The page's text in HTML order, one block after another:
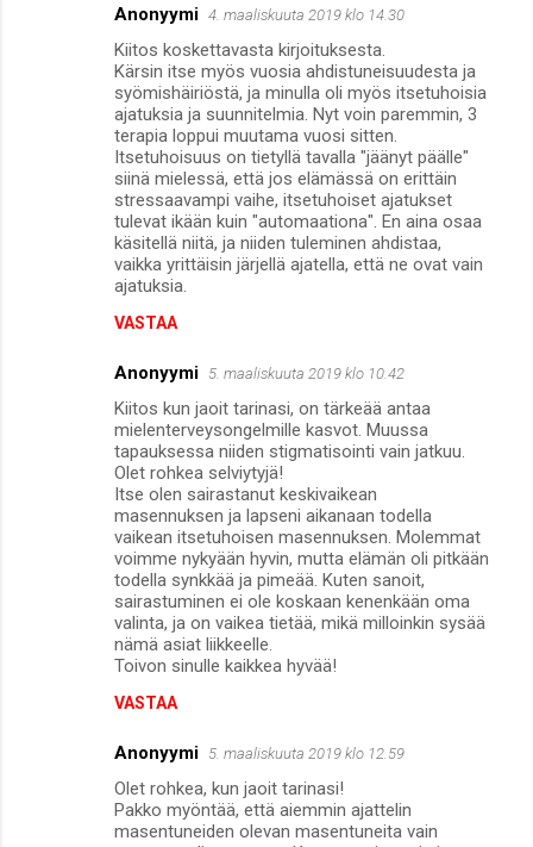
Anonyymi 4. maaliskuuta 2019 klo 14.30
Kiitos koskettavasta kirjoituksesta.
Kärsin itse myös vuosia ahdistuneisuudesta ja
syömishäiriöstä, ja minulla oli myös itsetuhoisia
ajatuksia ja suunnitelmia. Nyt voin paremmin, 3
terapia loppui muutama vuosi sitten.
Itsetuhoisuus on tietyllä tavalla "jäänyt päälle"
siinä mielessä, että jos elämässä on erittäin
stressaavampi vaihe, itsetuhoiset ajatukset
tulevat ikään kuin "automaationa". En aina osaa
käsitellä niitä, ja niiden tuleminen ahdistaa,
vaikka yrittäisin järjellä ajatella, että ne ovat vain
ajatuksia.
VASTAA
Anonyymi 5. maaliskuuta 2019 klo 10.42
Kiitos kun jaoit tarinasi, on tärkeää antaa
mielenterveysongelmille kasvot. Muussa
tapauksessa niiden stigmatisointi vain jatkuu.
Olet rohkea selviytyjä!
Itse olen sairastanut keskivaikean
masennuksen ja lapseni aikanaan todella
vaikean itsetuhoisen masennuksen. Molemmat
voimme nykyään hyvin, mutta elämän oli pitkään
todella synkkää ja pimeää. Kuten sanoit,
sairastuminen ei ole koskaan kenenkään oma
valinta, ja on vaikea tietää, mikä milloinkin sysää
nämä asiat liikkeelle.
Toivon sinulle kaikkea hyvää!
VASTAA
Anonyymi 5. maaliskuuta 2019 klo 12.59
Olet rohkea, kun jaoit tarinasi!
Pakko myöntää, että aiemmin ajattelin
masentuneiden olevan masentuneita vain